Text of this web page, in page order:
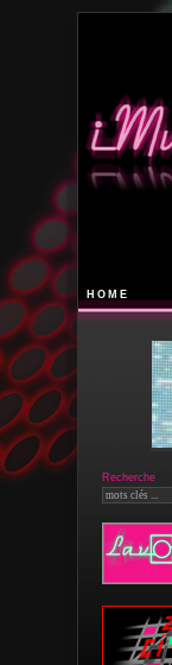
HOME
Recherche